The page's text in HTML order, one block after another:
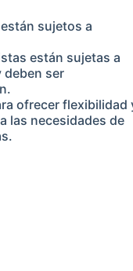
sujetos a
están sujetas a
ser
ofrecer flexibilidad
las necesidades de